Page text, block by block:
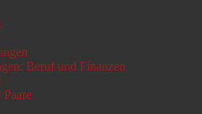
Beruf und Finanzen